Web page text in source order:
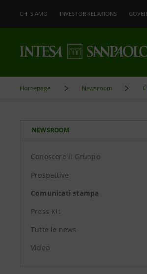
CHI SIAMO INVESTOR RELATIONS
Homepage Newsroom
NEWSROOM
Conoscere il Gruppo
Prospettive
Comunicati stampa
Press Kit
Tutte le news
Video